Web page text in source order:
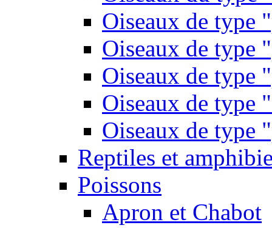
Oiseaux de type
Oiseaux de type
Oiseaux de type
Oiseaux de type
Oiseaux de type
Reptiles et
Poissons
Apron et Chabot